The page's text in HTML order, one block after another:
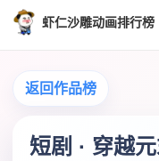
虾仁沙雕动画排行榜
返回作品榜
短剧 · 穿越